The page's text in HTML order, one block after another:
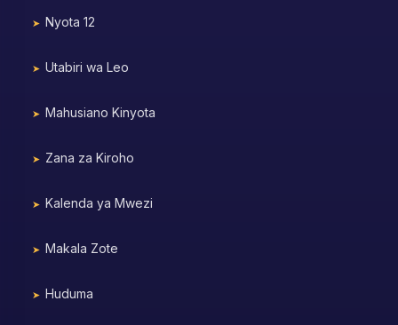
Nyota 12
Utabiri wa Leo
Mahusiano Kinyota
Zana za Kiroho
Kalenda ya Mwezi
Makala Zote
Huduma